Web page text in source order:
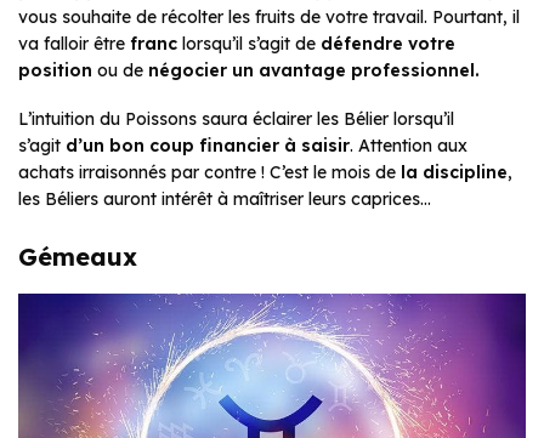
vous souhaite de récolter les fruits de votre travail. Pourtant, il
va falloir être franc lorsqu’il s’agit de défendre votre
position ou de négocier un avantage professionnel.
L’intuition du Poissons saura éclairer les Bélier lorsqu’il
s’agit d’un bon coup financier à saisir. Attention aux
achats irraisonnés par contre ! C’est le mois de la discipline,
les Béliers auront intérêt à maîtriser leurs caprices…
Gémeaux